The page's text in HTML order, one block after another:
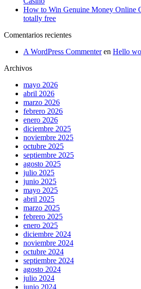
How to Win Genuine Money Online
totally free
Comentarios recientes
A WordPress Commenteren Hello
Archivos
mayo 2026
abril 2026
marzo 2026
febrero 2026
enero 2026
diciembre 2025
noviembre 2025
octubre 2025
septiembre 2025
agosto 2025
julio 2025
junio 2025
mayo 2025
abril 2025
marzo 2025
febrero 2025
enero 2025
diciembre 2024
noviembre 2024
octubre 2024
septiembre 2024
agosto 2024
julio 2024
junio 2024